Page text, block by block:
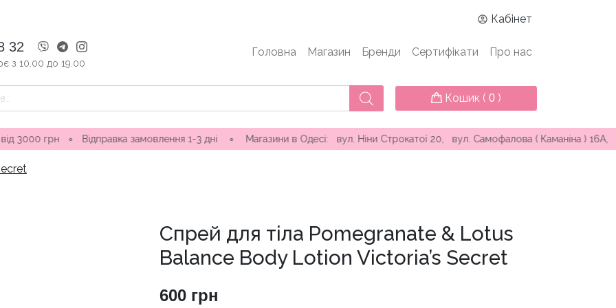
Кабінет
32
з 10.00 до 19.00
Головна Магазин Бренди Сертифікати Про нас
Кошик ( 0 )
∘Відправка замовлення 1-3 дні ∘ Магазини в Одесі: вул. Ніни Строкатої 20, вул. Самофалова ( Каманіна ) 16А,
Спрей для тіла Pomegranate & Lotus
Balance Body Lotion Victoria’s Secret
600 грн